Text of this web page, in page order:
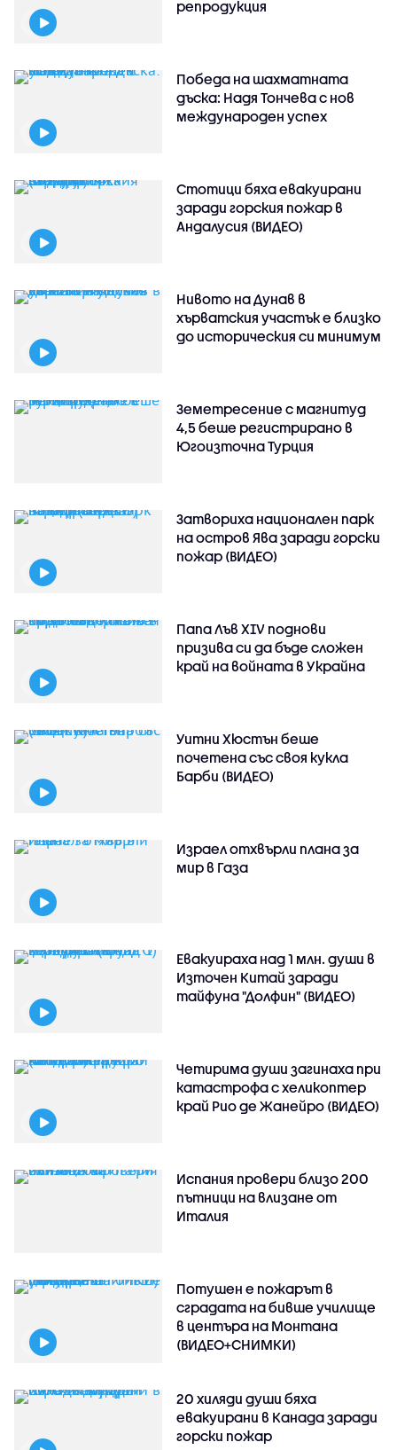
репродукция
Победа на шахматната
дъска: Надя Тончева с нов
международен успех
Стотици бяха евакуирани
заради горския пожар в
Андалусия (ВИДЕО)
Нивото на Дунав в
хърватския участък е близко
до историческия си минимум
Земетресение с магнитуд
4,5 беше регистрирано в
Югоизточна Турция
Затвориха национален парк
на остров Ява заради горски
пожар (ВИДЕО)
Папа Лъв XIV поднови
призива си да бъде сложен
край на войната в Украйна
Уитни Хюстън беше
почетена със своя кукла
Барби (ВИДЕО)
Израел отхвърли плана за
мир в Газа
Евакуираха над 1 млн. души в
Източен Китай заради
тайфуна "Долфин" (ВИДЕО)
Четирима души загинаха при
катастрофа с хеликоптер
край Рио де Жанейро (ВИДЕО)
Испания провери близо 200
пътници на влизане от
Италия
Потушен е пожарът в
сградата на бивше училище
в центъра на Монтана
(ВИДЕО+СНИМКИ)
20 хиляди души бяха
евакуирани в Канада заради
горски пожар